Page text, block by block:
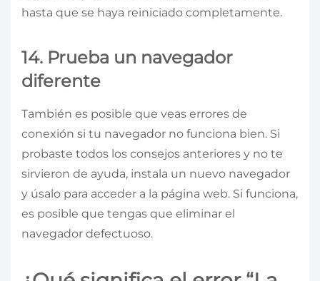
hasta que se haya reiniciado completamente.
14. Prueba un navegador
diferente
También es posible que veas errores de
conexión si tu navegador no funciona bien. Si
probaste todos los consejos anteriores y no te
sirvieron de ayuda, instala un nuevo navegador
y úsalo para acceder a la página web. Si funciona,
es posible que tengas que eliminar el
navegador defectuoso.